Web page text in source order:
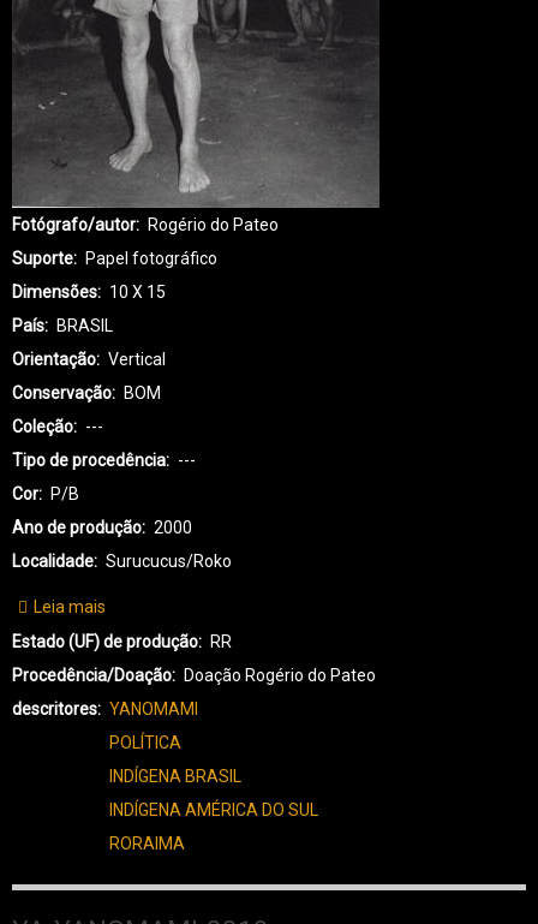
Fotógrafo/autor
Rogério do Pateo
Suporte
Papel fotográfico
Dimensões
10 X 15
País
BRASIL
Orientação
Vertical
Conservação
BOM
Coleção
---
Tipo de procedência
---
Cor
P/B
Ano de produção
2000
Localidade
Surucucus/Roko
Leia mais
YA-
YANOMAMI-
0020
Estado (UF) de produção
RR
Procedência/Doação
Doação Rogério do Pateo
descritores
YANOMAMI
POLÍTICA
INDÍGENA BRASIL
INDÍGENA AMÉRICA DO SUL
RORAIMA